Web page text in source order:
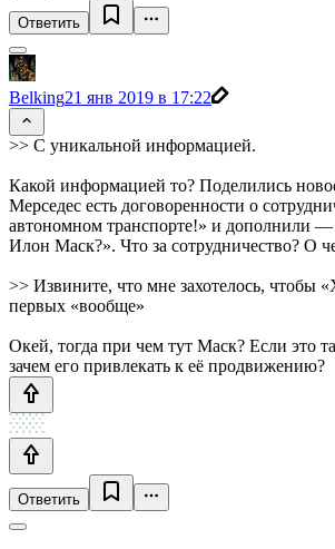
Ответить
Belking21 янв 2019 в 17:22
>> С уникальной информацией.
Какой информацией то? Поделились
Мерседес есть договоренности о
автономном транспорте!» и дополнили —
Илон Маск?». Что за сотрудничество? О
>> Извините, что мне захотелось, чтобы
первых «вообще»
Окей, тогда при чем тут Маск? Если это
зачем его привлекать к её продвижению?
Ответить